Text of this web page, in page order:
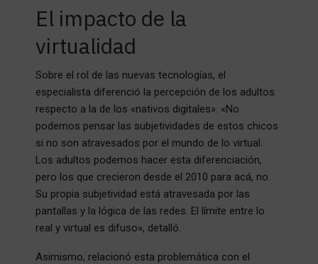
El impacto de la
virtualidad
Sobre el rol de las nuevas tecnologías, el
especialista diferenció la percepción de los adultos
respecto a la de los «nativos digitales». «No
podemos pensar las subjetividades de estos chicos
si no son atravesados por el mundo de lo virtual.
Los adultos podemos hacer esta diferenciación,
pero los que crecieron desde el 2010 para acá, no.
Su propia subjetividad está atravesada por las
pantallas y la lógica de las redes. El límite entre lo
real y virtual es difuso», detalló.
Asimismo, relacionó esta problemática con el